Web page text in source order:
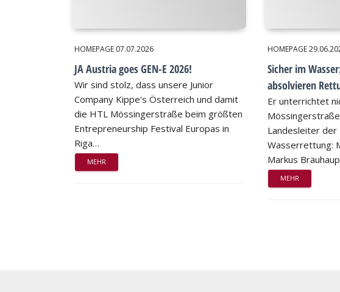
HOMEPAGE 07.07.2026
JA Austria goes GEN-E 2026!
Wir sind stolz, dass unsere Junior
Company Kippe's Österreich und damit
die HTL Mössingerstraße beim größten
Entrepreneurship Festival Europas in
Riga…
MEHR
HOMEPAGE
Sicher im
absolvieren
Er unterrichtet
Landesleiter der
Wasserrettung:
Markus
MEHR